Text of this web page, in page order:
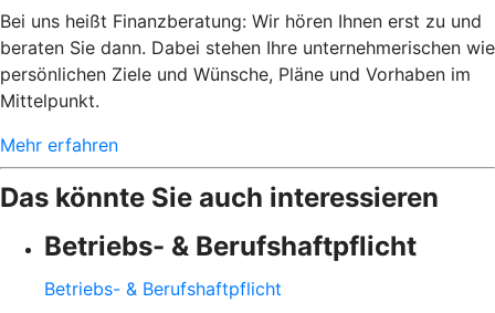
Bei uns heißt Finanzberatung: Wir hören Ihnen erst zu und
beraten Sie dann. Dabei stehen Ihre unternehmerischen wie
persönlichen Ziele und Wünsche, Pläne und Vorhaben im
Mittelpunkt.
Mehr erfahren
Das könnte Sie auch interessieren
Betriebs- & Berufshaftpflicht
Betriebs- & Berufshaftpflicht